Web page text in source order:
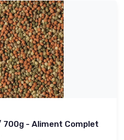
700g - Aliment Complet